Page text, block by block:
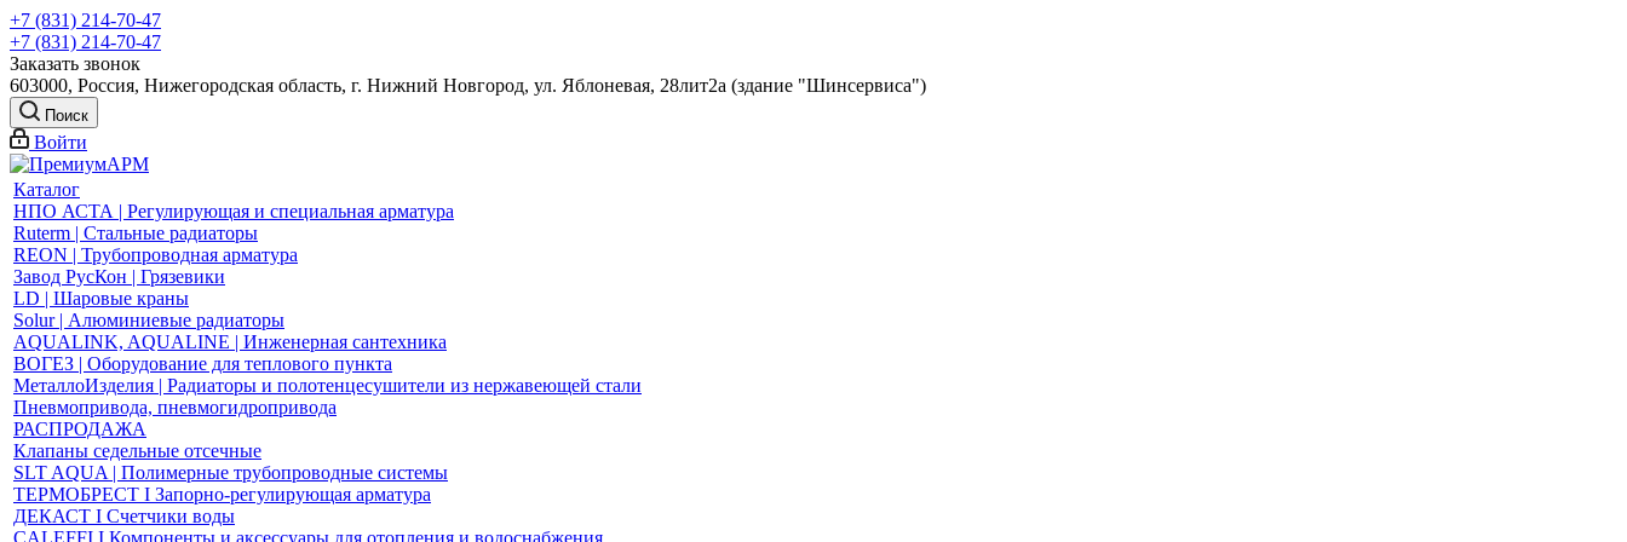
+7 (831) 214-70-47
+7 (831) 214-70-47
Заказать звонок
603000, Россия, Нижегородская область, г. Нижний Новгород, ул. Яблоневая, 28лит2а (здание "Шинсервиса")
Поиск
Войти
Каталог
НПО АСТА | Регулирующая и специальная арматура
Ruterm | Стальные радиаторы
REON | Трубопроводная арматура
Завод РусКон | Грязевики
LD | Шаровые краны
Solur | Алюминиевые радиаторы
AQUALINK, AQUALINE | Инженерная сантехника
ВОГЕЗ | Оборудование для теплового пункта
МеталлоИзделия | Радиаторы и полотенцесушители из нержавеющей стали
Пневмопривода, пневмогидропривода
РАСПРОДАЖА
Клапаны седельные отсечные
SLT AQUA | Полимерные трубопроводные системы
ТЕРМОБРЕСТ І Запорно-регулирующая арматура
ДЕКАСТ І Счетчики воды
CALEFFI І Компоненты и аксессуары для отопления и водоснабжения